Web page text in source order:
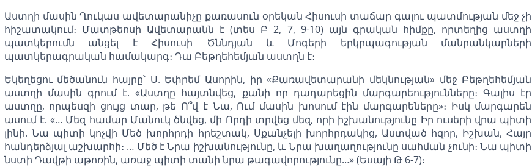
Աստղի մասին Ղուկաս ավետարանիչը քառասուն օրեկան Հիսուսի տաճար գալու պատմության մեջ չի
հիշատակում։ Մատթեոսի Ավետարանն է (տես Բ 2, 7, 9-10) այն գրական հիմքը, որտեղից աստղի
պատկերումն անցել է Հիսուսի Ծննդյան և Մոգերի երկրպագության մանրանկարների
պատկերագրական համակարգ։ Դա Բեթղեհեմյան աստղն է։
Եկեղեցու մեծանուն հայրը՝ Ս. Եփրեմ Ասորին, իր «Քառավետարանի մեկնության» մեջ Բեթղեհեմյան
աստղի մասին գրում է. «Աստղը հայտնվեց, քանի որ դադարեցին մարգարեությունները։ Գալիս էր
աստղը, որպեսզի ցույց տար, թե Ո՞վ է Նա, Ում մասին խոսում էին մարգարեները»։ Իսկ մարգարեն
ասում է. «… Մեզ համար Մանուկ ծնվեց, մի Որդի տրվեց մեզ, որի իշխանությունը Իր ուսերի վրա պիտի
լինի. Նա պիտի կոչվի Մեծ խորհրդի հրեշտակ, Սքանչելի խորհրդակից, Աստված հզոր, Իշխան, Հայր
հանդերձյալ աշխարհի։ … Մեծ է Նրա իշխանությունը, և Նրա խաղաղությունը սահման չունի։ Նա պիտի
նստի Դավթի աթոռին, առաջ պիտի տանի նրա թագավորությունը…» (Եսայի Թ 6-7)։